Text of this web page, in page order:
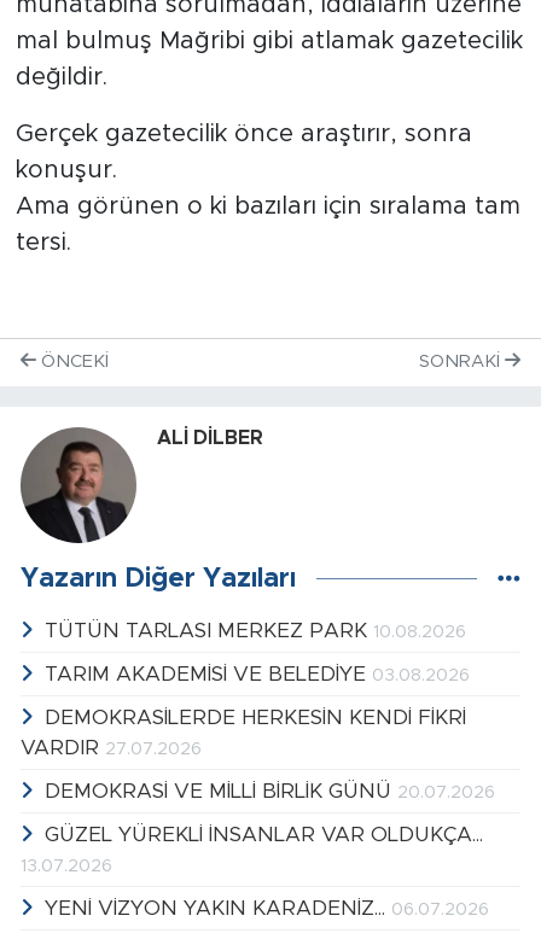
mal bulmuş Mağribi gibi atlamak gazetecilik
değildir.
Gerçek gazetecilik önce araştırır, sonra
konuşur.
Ama görünen o ki bazıları için sıralama tam
tersi.
ÖNCEKI SONRAKI
ALİ DİLBER
Yazarın Diğer Yazıları
TÜTÜN TARLASI MERKEZ PARK 10.08.2026
TARIM AKADEMİSİ VE BELEDİYE 03.08.2026
DEMOKRASİLERDE HERKESİN KENDİ FİKRİ
VARDIR 27.07.2026
DEMOKRASİ VE MİLLİ BİRLİK GÜNÜ 20.07.2026
GÜZEL YÜREKLİ İNSANLAR VAR OLDUKÇA...
13.07.2026
YENİ VİZYON YAKIN KARADENİZ... 06.07.2026